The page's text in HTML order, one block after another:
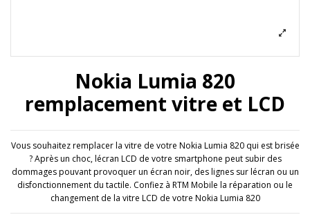
Nokia Lumia 820
remplacement vitre et LCD
Vous souhaitez remplacer la vitre de votre Nokia Lumia 820 qui est brisée
? Après un choc, lécran LCD de votre smartphone peut subir des
dommages pouvant provoquer un écran noir, des lignes sur lécran ou un
disfonctionnement du tactile. Confiez à RTM Mobile la réparation ou le
changement de la vitre LCD de votre Nokia Lumia 820